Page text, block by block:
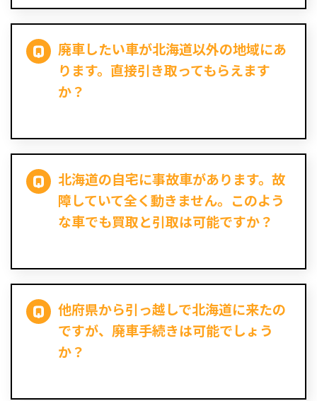
廃車したい車が北海道以外の地域にあ
ります。直接引き取ってもらえます
か？
北海道の自宅に事故車があります。故
障していて全く動きません。このよう
な車でも買取と引取は可能ですか？
他府県から引っ越しで北海道に来たの
ですが、廃車手続きは可能でしょう
か？